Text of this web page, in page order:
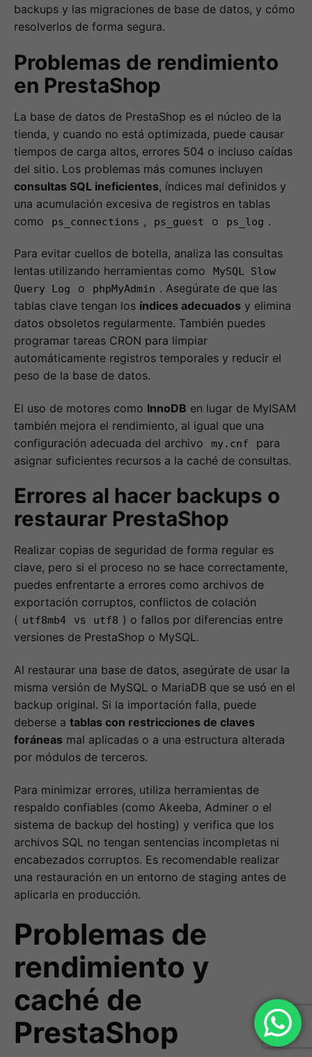
backups y las migraciones de base de datos, y cómo
resolverlos de forma segura.
Problemas de rendimiento
en PrestaShop
La base de datos de PrestaShop es el núcleo de la
tienda, y cuando no está optimizada, puede causar
tiempos de carga altos, errores 504 o incluso caídas
del sitio. Los problemas más comunes incluyen
consultas SQL ineficientes, índices mal definidos y
una acumulación excesiva de registros en tablas
como
ps_connections , ps_guest o ps_log .
Para evitar cuellos de botella, analiza las consultas
lentas utilizando herramientas como
MySQL Slow
Query Log
o phpMyAdmin . Asegúrate de que las
tablas clave tengan los índices adecuados y elimina
datos obsoletos regularmente. También puedes
programar tareas CRON para limpiar
automáticamente registros temporales y reducir el
peso de la base de datos.
El uso de motores como InnoDB en lugar de MyISAM
también mejora el rendimiento, al igual que una
configuración adecuada del archivo
my.cnf
para
asignar suficientes recursos a la caché de consultas.
Errores al hacer backups o
restaurar PrestaShop
Realizar copias de seguridad de forma regular es
clave, pero si el proceso no se hace correctamente,
puedes enfrentarte a errores como archivos de
exportación corruptos, conflictos de colación
( utf8mb4 vs utf8 ) o fallos por diferencias entre
versiones de PrestaShop o MySQL.
Al restaurar una base de datos, asegúrate de usar la
misma versión de MySQL o MariaDB que se usó en el
backup original. Si la importación falla, puede
deberse a tablas con restricciones de claves
foráneas mal aplicadas o a una estructura alterada
por módulos de terceros.
Para minimizar errores, utiliza herramientas de
respaldo confiables (como Akeeba, Adminer o el
sistema de backup del hosting) y verifica que los
archivos SQL no tengan sentencias incompletas ni
encabezados corruptos. Es recomendable realizar
una restauración en un entorno de staging antes de
aplicarla en producción.
Problemas de
rendimiento y
caché de
PrestaShop